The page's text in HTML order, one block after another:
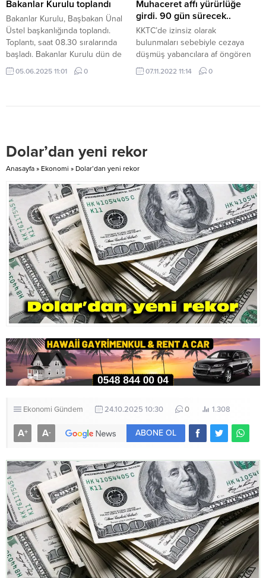
içki tesiri altındaki M.T. (K-37)...
koşulda KKTC’nin yanında
durduğunu vurgulayan Üstel,
“Türkiye Cumhuriyeti,...
Bakanlar Kurulu toplandı
Bakanlar Kurulu, Başbakan Ünal
Üstel başkanlığında toplandı.
Toplantı, saat 08.30 sıralarında
başladı. Bakanlar Kurulu dün de
Cumhurbaşkanı Ersin Tatar
başkanlığında yaklaşık iki saat
05.06.2025 11:01 0
Muhaceret affı yürürlüğe
girdi. 90 gün sürecek..
KKTC’de izinsiz olarak
bulunmaları sebebiyle cezaya
düşmüş yabancılara af öngören
ve halk arasında Muhaceret Affı
olarak bilinen “Yabancılar ve
düşmüş yabancılar, Muhaceret
itibaren 90 gün içerisinde...
07.11.2022 11:14 0
Dolar’dan yeni rekor
Anasayfa » Ekonomi » Dolar’dan yeni rekor
Ekonomi Gündem 24.10.2025 10:30 0 1.308
A+ A- ABONE OL